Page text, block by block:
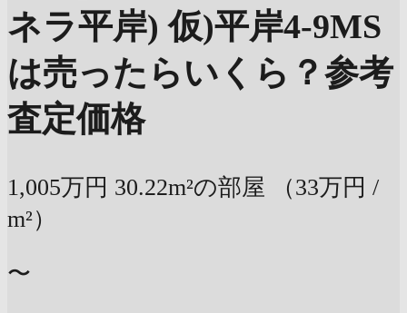
ネラ平岸) 仮)平岸4-9MS
は売ったらいくら？参考
査定価格
1,005万円 30.22m²の部屋
（33万円 /
m²）
〜